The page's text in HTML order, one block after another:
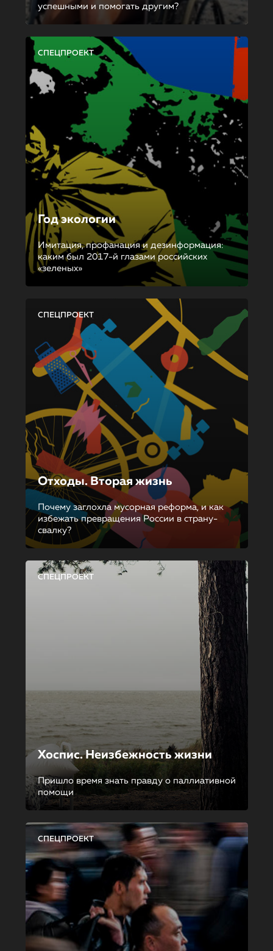
успешными и помогать другим?
СПЕЦПРОЕКТ
Год экологии
Имитация, профанация и дезинформация:
каким был 2017-й глазами российских
«зеленых»
СПЕЦПРОЕКТ
Отходы. Вторая жизнь
Почему заглохла мусорная реформа, и как
избежать превращения России в страну-
свалку?
СПЕЦПРОЕКТ
Хоспис. Неизбежность жизни
Пришло время знать правду о паллиативной
помощи
СПЕЦПРОЕКТ